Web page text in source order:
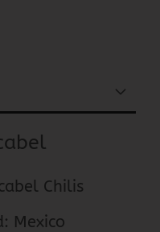
Chilis
Mexico